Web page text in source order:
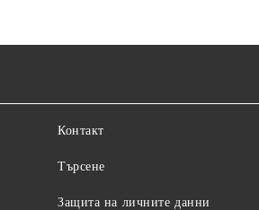
Контакт
Търсене
Защита на личните данни